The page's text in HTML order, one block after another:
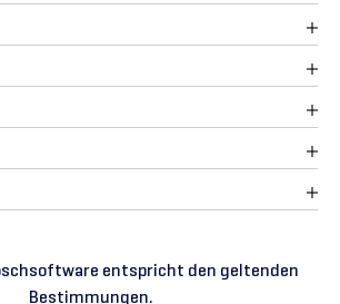
entspricht den geltenden
Bestimmungen.